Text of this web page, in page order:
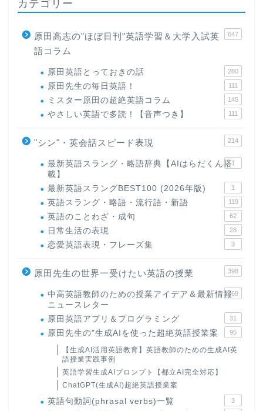
カテゴリー
原田高志の"ほぼ日刊"英語学習＆大学入試英
語コラム
647
原田英語とっておきの話 280
原田先生の毎日英語！ 111
ミスター原田の超絶英語コラム 145
やさしい英語で多読！【音声つき】 111
"シン"・英会話スピード表現 214
最新英語スラング・略語辞典【AIはらだくん搭
載】
1
最新英語スラングBEST100 (2026年版) 1
英語スラング・略語・流行語・新語 119
英語のことわざ・成句 62
日常生活の表現 28
恋愛英語表現・フレーズ集 3
原田先生の世界一受けたい英語の授業 398
中高英語教師のための授業アイデア＆最新情報
ニュースレター
169
原田英語アプリ＆プログラミング 31
原田先生の"生成AIを使った超絶英語授業案 95
【生成AI活用英語教育】英語教師のための生成AI英
語授業実践事例
英語学習生成AIプロンプト【都立AI完全対応】
ChatGPT(生成AI)超絶英語授業案
英語句動詞(phrasal verbs)一覧 3